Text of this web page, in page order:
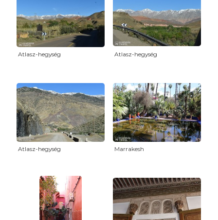
Atlasz-hegység Atlasz-hegység
Atlasz-hegység Marrakesh